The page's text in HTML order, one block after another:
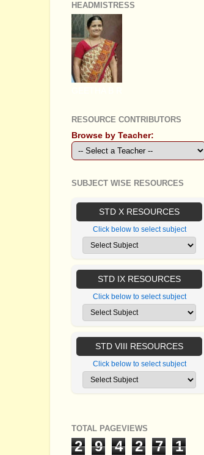
HEADMISTRESS
RESOURCE CONTRIBUTORS
Browse by Teacher:
SUBJECT WISE RESOURCES
STD X RESOURCES
Click below to select subject
STD IX RESOURCES
Click below to select subject
STD VIII RESOURCES
Click below to select subject
TOTAL PAGEVIEWS
2 9 4 2 7
1